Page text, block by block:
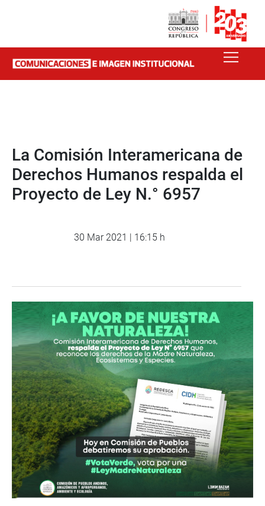
La Comisión Interamericana de
Derechos Humanos respalda el
Proyecto de Ley N.° 6957
30 Mar 2021 | 16:15 h